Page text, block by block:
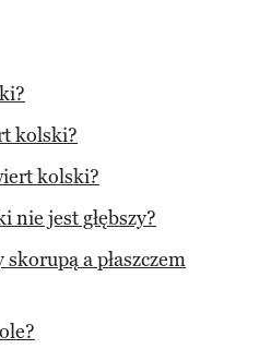
kolski?
kolski?
nie jest głębszy?
a płaszczem